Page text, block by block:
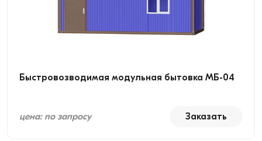
Быстровозводимая модульная бытовка МБ-04
цена: по запросу Заказать